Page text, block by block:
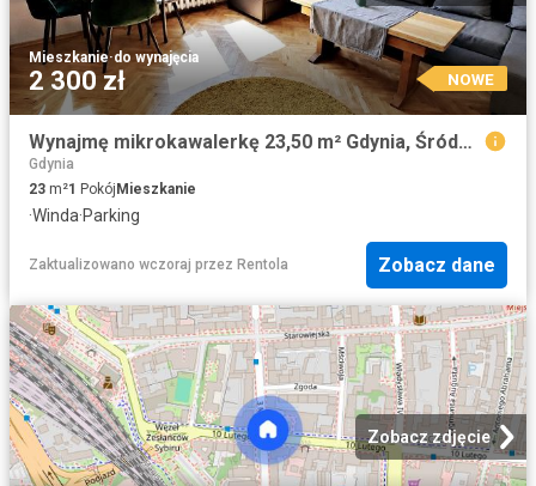
Mieszkanie·do wynajęcia
2 300 zł NOWE
Wynajmę mikrokawalerkę 23,50 m² Gdynia, Śródmieście
Gdynia
23 m²1 Pokój Mieszkanie
·Winda·Parking
Zaktualizowano wczoraj przez Rentola Zobacz dane
Zobacz zdjęcie